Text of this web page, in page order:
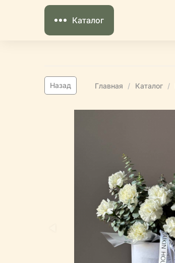
Каталог
Назад Главная Каталог